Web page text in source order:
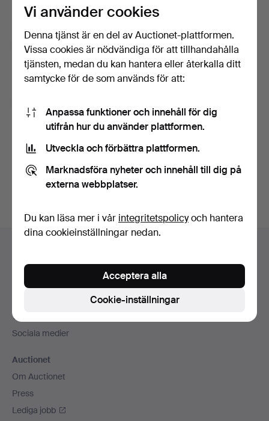
nyheter. Om du ångrar dig kan du enkelt avsluta
prenumerationen.
Prenumerera på Auctionets nyhetsbrev. (frivilligt)
Med bl.a. experttips, utvalda föremål och inspiration. Om du
ångrar dig kan du enkelt avsluta prenumerationen.
användarvillkoren,köpvillkoren samt bekräftar att jag
har tagit del avintegritetspolicyn.
Skapa konto
Sidfotsnavigation
Kontakta support
Alla auktionshus
Vi skickar med
Sociala medier
Auctionet
Om Auctionet
Press
Lediga jobb
Vi använder cookies
Denna tjänst är en del av Auctionet-plattformen.
Vissa cookies är nödvändiga för att tillhandahålla
tjänsten, medan du kan hantera eller återkalla ditt
samtycke för de som används för att:
Anpassa funktioner och innehåll för dig
utifrån hur du använder plattformen.
Utveckla och förbättra plattformen.
Marknadsföra nyheter och innehåll till dig på
externa webbplatser.
Du kan läsa mer i vår integritetspolicyoch hantera
dina cookieinställningar nedan.
Cookie-inställningar
Acceptera alla